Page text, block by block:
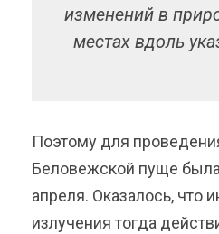
изменений в
местах вдоль
Поэтому для
Беловежской пуще
апреля. Оказалось, что
излучения тогда